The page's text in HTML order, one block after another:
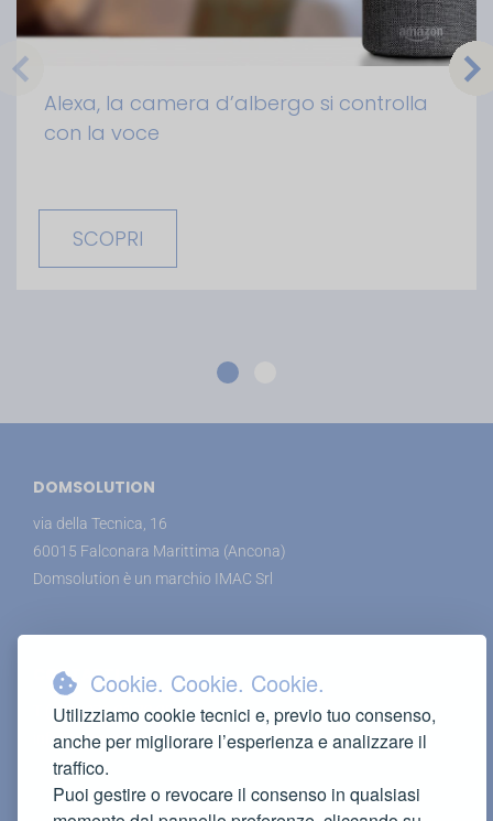
Cookie. Cookie. Cookie.
Utilizziamo cookie tecnici e, previo tuo consenso,
anche per migliorare l’esperienza e analizzare il
traffico.
Puoi gestire o revocare il consenso in qualsiasi
Alexa, la camera d’albergo si controlla
con la voce
SCOPRI
DOMSOLUTION
via della Tecnica, 16
60015 Falconara Marittima (Ancona)
Domsolution è un marchio IMAC Srl
CONTATTI
T (+39) 071 91 73 983
info@domsolution.it